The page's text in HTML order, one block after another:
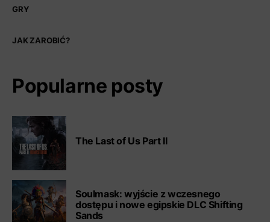
GRY
JAK ZAROBIĆ?
Popularne posty
The Last of Us Part II
Soulmask: wyjście z wczesnego
dostępu i nowe egipskie DLC Shifting
Sands